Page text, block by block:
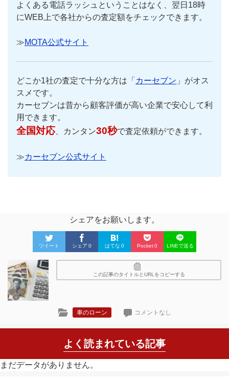
よくある電話ラッシュということはなく、翌日18時
にWEB上で各社からの査定額をチェックできます。
≫MOTA公式サイト
どこか1社の査定で十分な方は「 カーセブン 」がオス
スメです。
カーセブンは昔から顧客評価が高い企業で安心して利
用できます。
全国対応、カンタン30秒で査定依頼ができます。
≫カーセブン公式サイト
シェアをお願いします。
ツイート シェア 0 はてな 0 Pocket0 LINEで送る
この記事のタイトルとURLをコピーする
車のローン コメントなし
よく読まれている記事
まだデータがありません。